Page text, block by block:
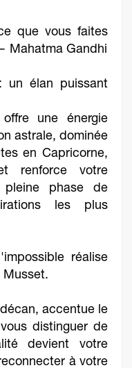
que vous faites
Mahatma Gandhi
un élan puissant
une énergie
astrale, dominée
en Capricorne,
renforce votre
phase de
les plus
réalise
Musset.
accentue le
distinguer de
devient votre
à votre